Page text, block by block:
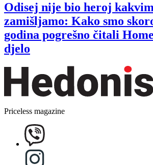
Odisej nije bio heroj
zamišljamo: Kako smo
godina pogrešno čitali
djelo
Priceless magazine